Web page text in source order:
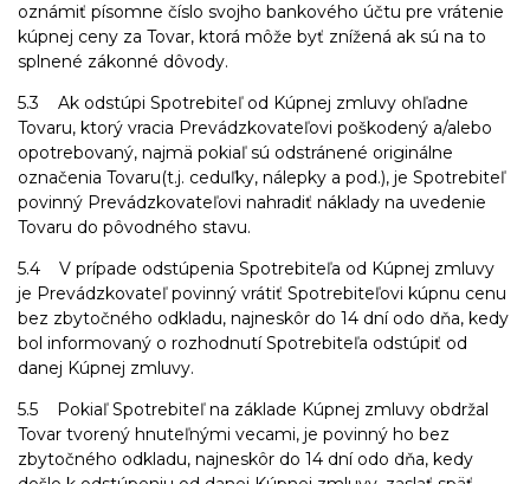
oznámiť písomne číslo svojho bankového účtu pre vrátenie
kúpnej ceny za Tovar, ktorá môže byť znížená ak sú na to
splnené zákonné dôvody.
5.3 Ak odstúpi Spotrebiteľ od Kúpnej zmluvy ohľadne
Tovaru, ktorý vracia Prevádzkovateľovi poškodený a/alebo
opotrebovaný, najmä pokiaľ sú odstránené originálne
označenia Tovaru(t.j. ceduľky, nálepky a pod.), je Spotrebiteľ
povinný Prevádzkovateľovi nahradiť náklady na uvedenie
Tovaru do pôvodného stavu.
5.4 V prípade odstúpenia Spotrebiteľa od Kúpnej zmluvy
je Prevádzkovateľ povinný vrátiť Spotrebiteľovi kúpnu cenu
bez zbytočného odkladu, najneskôr do 14 dní odo dňa, kedy
bol informovaný o rozhodnutí Spotrebiteľa odstúpiť od
danej Kúpnej zmluvy.
5.5 Pokiaľ Spotrebiteľ na základe Kúpnej zmluvy obdržal
Tovar tvorený hnuteľnými vecami, je povinný ho bez
zbytočného odkladu, najneskôr do 14 dní odo dňa, kedy